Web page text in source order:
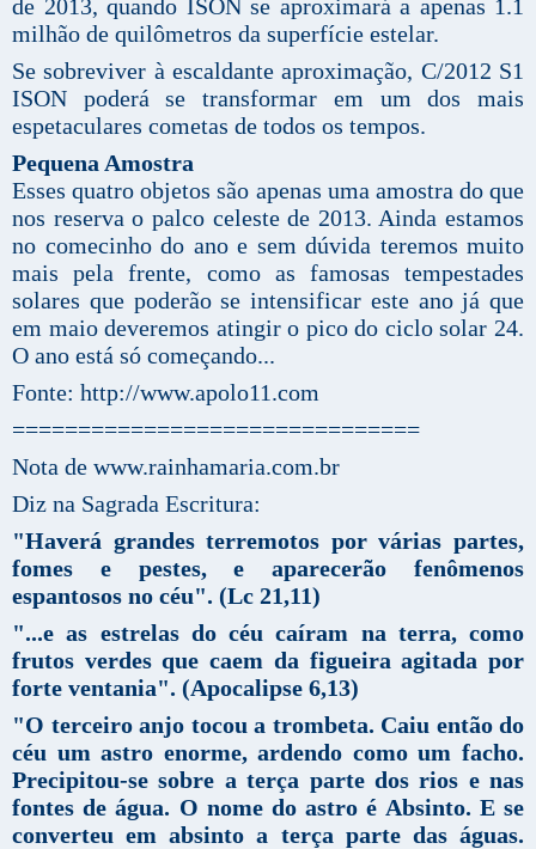
de 2013, quando ISON se aproximará a apenas 1.1
milhão de quilômetros da superfície estelar.
Se sobreviver à escaldante aproximação, C/2012 S1
ISON poderá se transformar em um dos mais
espetaculares cometas de todos os tempos.
Pequena Amostra
Esses quatro objetos são apenas uma amostra do que
nos reserva o palco celeste de 2013. Ainda estamos
no comecinho do ano e sem dúvida teremos muito
mais pela frente, como as famosas tempestades
solares que poderão se intensificar este ano já que
em maio deveremos atingir o pico do ciclo solar 24.
O ano está só começando...
Fonte: http://www.apolo11.com
===============================
Nota de www.rainhamaria.com.br
Diz na Sagrada Escritura:
"Haverá grandes terremotos por várias partes,
fomes e pestes, e aparecerão fenômenos
espantosos no céu". (Lc 21,11)
"...e as estrelas do céu caíram na terra, como
frutos verdes que caem da figueira agitada por
forte ventania". (Apocalipse 6,13)
"O terceiro anjo tocou a trombeta. Caiu então do
céu um astro enorme, ardendo como um facho.
Precipitou-se sobre a terça parte dos rios e nas
fontes de água. O nome do astro é Absinto. E se
converteu em absinto a terça parte das águas.